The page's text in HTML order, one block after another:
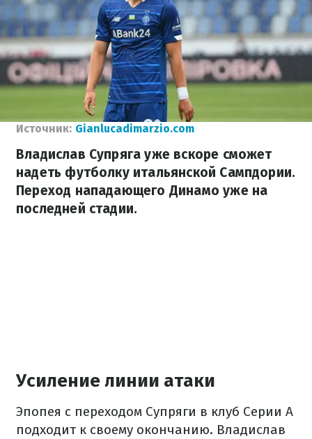
Источник: Gianlucadimarzio.com
Владислав Супряга уже вскоре сможет
надеть футболку итальянской Сампдории.
Переход нападающего Динамо уже на
последней стадии.
Усиление линии атаки
Эпопея с переходом Супряги в клуб Серии А
подходит к своему окончанию. Владислав